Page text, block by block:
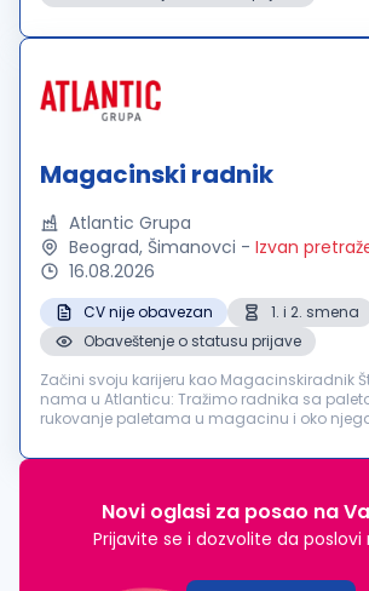
Magacinski radnik
Atlantic Grupa
Beograd, Šimanovci - Izvan
16.08.2026
CV nije obavezan
1. i 2. smena
Obaveštenje o statusu prijave
Začini svoju karijeru kao Magacinskiradnik
nama u Atlanticu: Tražimo radnika sa
rukovanje paletama u magacinu i oko
distributivnog centra...
Novi oglasi za posao na
Prijavite se i dozvolite da poslovi